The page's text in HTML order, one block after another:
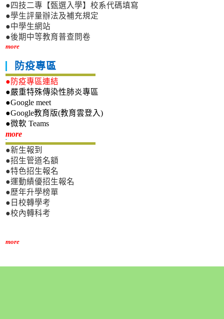
●四技二專【甄選入學】校系代碼填寫
●學生評量辦法及補充規定
●中學生網站
●後期中等教育普查問卷
more
防疫專區
●防疫專區連結
●嚴重特殊傳染性肺炎專區
●Google meet
●Google教育版(教育雲登入)
●微軟 Teams
more新生專區
●新生報到
●招生管道名額
●特色招生報名
●運動績優招生報名
●歷年升學榜單
●日校轉學考
●校內轉科考
more